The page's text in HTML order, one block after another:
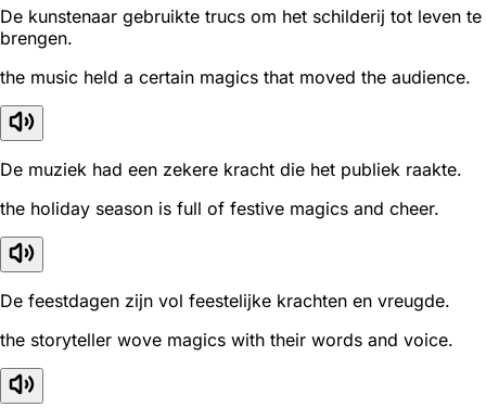
De kunstenaar gebruikte trucs om het schilderij tot leven te
brengen.
the music held a certain magics that moved the audience.
De muziek had een zekere kracht die het publiek raakte.
the holiday season is full of festive magics and cheer.
De feestdagen zijn vol feestelijke krachten en vreugde.
the storyteller wove magics with their words and voice.